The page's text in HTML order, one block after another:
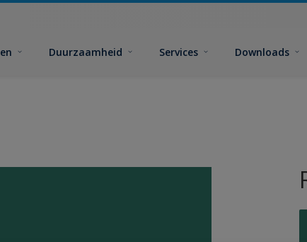
Duurzaamheid Services Downloads